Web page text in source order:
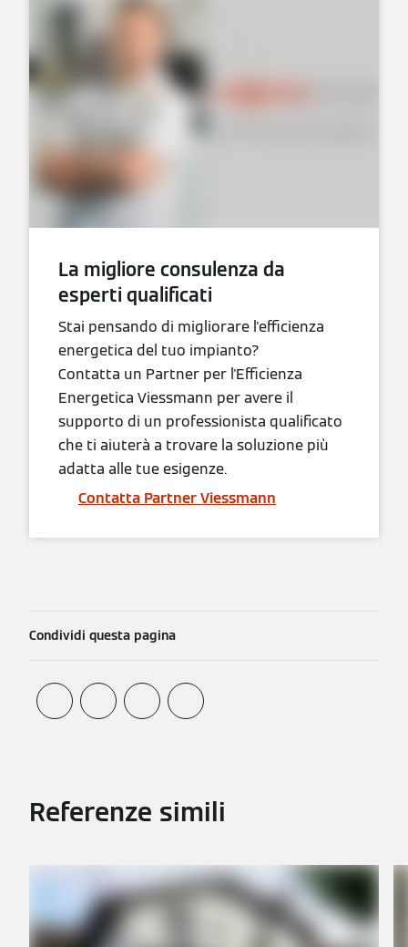
La migliore consulenza da
esperti qualificati
Stai pensando di migliorare l'efficienza
energetica del tuo impianto?
Contatta un Partner per l'Efficienza
Energetica Viessmann per avere il
supporto di un professionista qualificato
che ti aiuterà a trovare la soluzione più
adatta alle tue esigenze.
Contatta Partner Viessmann
Condividi questa pagina
Referenze simili